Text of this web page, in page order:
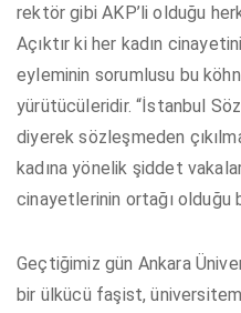
rektör gibi AKP’li olduğu
Açıktır ki her kadın
eyleminin sorumlusu bu
yürütücüleridir. “İstanbul
diyerek sözleşmeden
kadına yönelik şiddet
cinayetlerinin ortağı olduğu
Geçtiğimiz gün Ankara
bir ülkücü faşist,